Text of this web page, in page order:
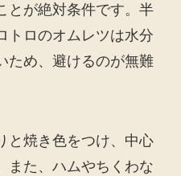
とが絶対条件です。半
トロのオムレツは水分
ため、避けるのが無難
と焼き色をつけ、中心
また、ハムやちくわな